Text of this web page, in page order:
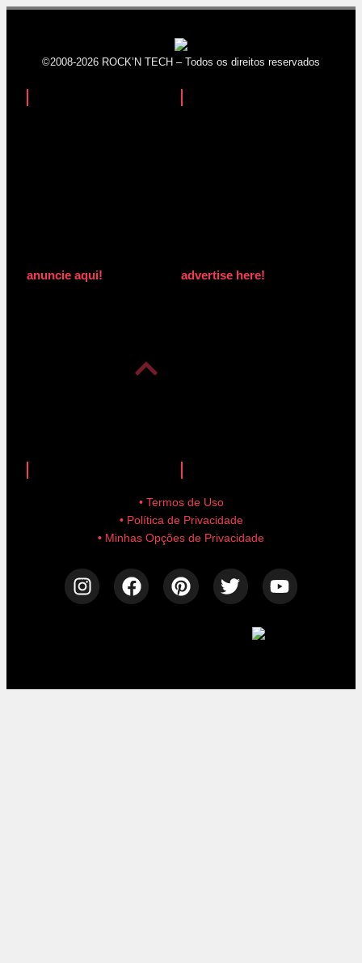
©2008-2026 ROCK’N TECH – Todos os direitos reservados
anuncie aqui! advertise here!
• Termos de Uso
• Política de Privacidade
• Minhas Opções de Privacidade